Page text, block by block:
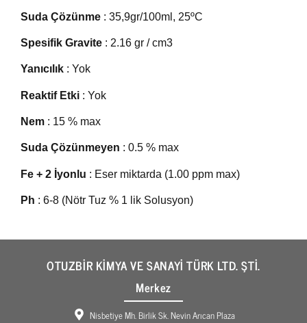
Suda Çözünme : 35,9gr/100ml, 25ºC
Spesifik Gravite : 2.16 gr / cm3
Yanıcılık : Yok
Reaktif Etki : Yok
Nem : 15 % max
Suda Çözünmeyen : 0.5 % max
Fe + 2 İyonlu : Eser miktarda (1.00 ppm max)
Ph : 6-8 (Nötr Tuz % 1 lik Solusyon)
OTUZBİR KİMYA VE SANAYİ TÜRK LTD. ŞTİ.
Merkez
Nisbetiye Mh. Birlik Sk. Nevin Arıcan Plaza